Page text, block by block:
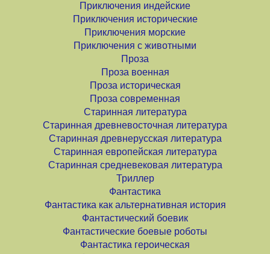
Приключения индейские
Приключения исторические
Приключения морские
Приключения с животными
Проза
Проза военная
Проза историческая
Проза современная
Старинная литература
Старинная древневосточная литература
Старинная древнерусская литература
Старинная европейская литература
Старинная средневековая литература
Триллер
Фантастика
Фантастика как альтернативная история
Фантастический боевик
Фантастические боевые роботы
Фантастика героическая